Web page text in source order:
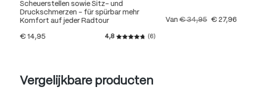
Scheuerstellen sowie Sitz- und
Druckschmerzen – für spürbar mehr
Komfort auf jeder Radtour
€ 14,95 4,8
Gemiddelde waardering van 4.8 van 5
(6)
Van€ 34,95 € 27,96
Produktgalerie überspringen
Vergelijkbare producten